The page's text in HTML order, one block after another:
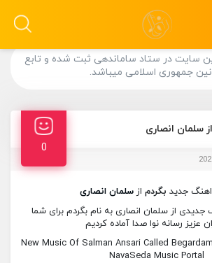
سایت در ستاد ساماندهی ثبت شده و تابع
جمهوری اسلامی میباشد.
سلمان انصاری
0
اهنگ جدید بگردم از سلمان انصاری
از سلمان انصاری به نام بگردم برای شما
عزیز رسانه نوا صدا آماده کردیم
New Music Of Salman Ansari Called
NavaSeda Music Portal